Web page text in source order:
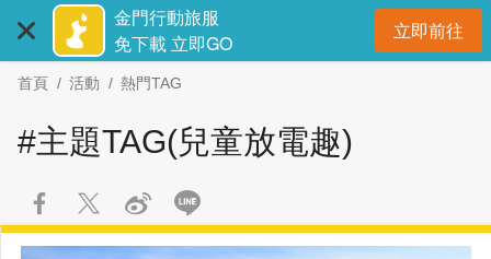
主
金門行動旅服
免下載 立即GO
立即前往開
首頁 活動 熱門TAG
#主題TAG(兒童放電趣)
社